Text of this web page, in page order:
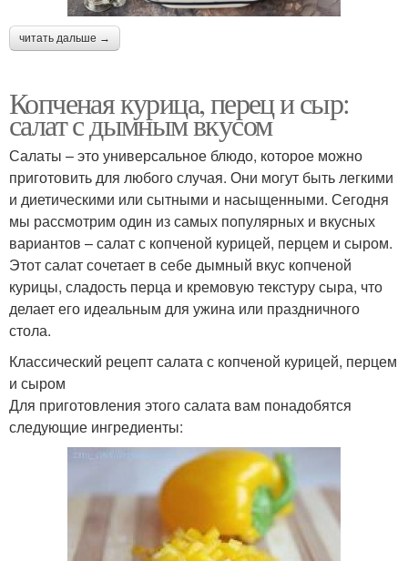
читать дальше →
Копченая курица, перец и сыр:
салат с дымным вкусом
Салаты – это универсальное блюдо, которое можно
приготовить для любого случая. Они могут быть легкими
и диетическими или сытными и насыщенными. Сегодня
мы рассмотрим один из самых популярных и вкусных
вариантов – салат с копченой курицей, перцем и сыром.
Этот салат сочетает в себе дымный вкус копченой
курицы, сладость перца и кремовую текстуру сыра, что
делает его идеальным для ужина или праздничного
стола.
Классический рецепт салата с копченой курицей, перцем
и сыром
Для приготовления этого салата вам понадобятся
следующие ингредиенты: